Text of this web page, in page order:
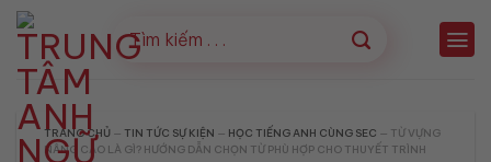
Bỏ
qua
nội
dung
TRANG CHỦ — TIN TỨC SỰ KIỆN — HỌC TIẾNG ANH CÙNG SEC — TỪ VỰNG
NÂNG CAO LÀ GÌ? HƯỚNG DẪN CHỌN TỪ PHÙ HỢP CHO THUYẾT TRÌNH